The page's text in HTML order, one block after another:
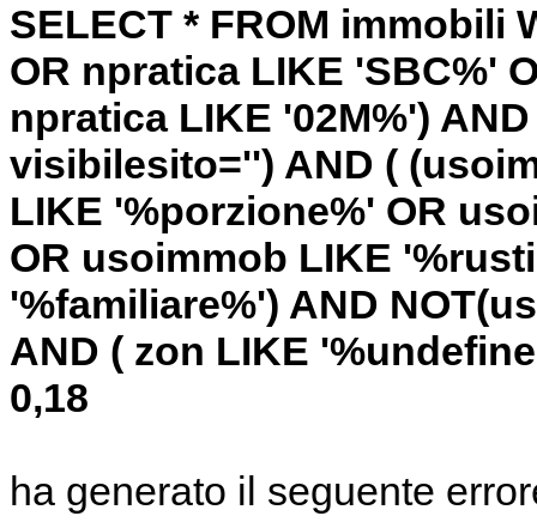
SELECT * FROM immobili
OR npratica LIKE 'SBC%'
npratica LIKE '02M%')
visibilesito='') AND (
LIKE '%porzione%' OR
OR usoimmob LIKE
'%familiare%') AND
AND ( zon LIKE
0,18
ha generato il seguente